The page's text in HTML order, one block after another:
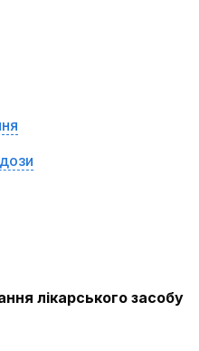
лікарського засобу